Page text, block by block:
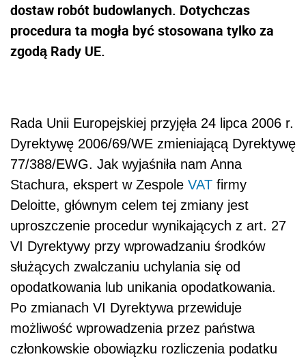
dostaw robót budowlanych. Dotychczas
procedura ta mogła być stosowana tylko za
zgodą Rady UE.
Rada Unii Europejskiej przyjęła 24 lipca 2006 r.
Dyrektywę 2006/69/WE zmieniającą Dyrektywę
77/388/EWG. Jak wyjaśniła nam Anna
Stachura, ekspert w Zespole VAT firmy
Deloitte, głównym celem tej zmiany jest
uproszczenie procedur wynikających z art. 27
VI Dyrektywy przy wprowadzaniu środków
służących zwalczaniu uchylania się od
opodatkowania lub unikania opodatkowania.
Po zmianach VI Dyrektywa przewiduje
możliwość wprowadzenia przez państwa
członkowskie obowiązku rozliczenia podatku